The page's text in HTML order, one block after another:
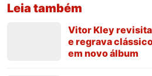
Leia também
Vitor Kley
e regrava
em novo álbum